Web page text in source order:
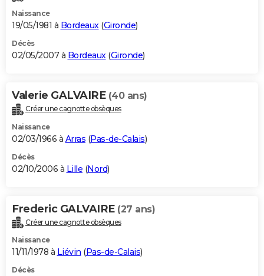
Naissance
19/05/1981 à Bordeaux(Gironde)
Décès
02/05/2007 à Bordeaux(Gironde)
Valerie GALVAIRE (40 ans)
Créer une cagnotte obsèques
Naissance
02/03/1966 à Arras (Pas-de-Calais)
Décès
02/10/2006 à Lille (Nord)
Frederic GALVAIRE (27 ans)
Créer une cagnotte obsèques
Naissance
11/11/1978 à Liévin (Pas-de-Calais)
Décès